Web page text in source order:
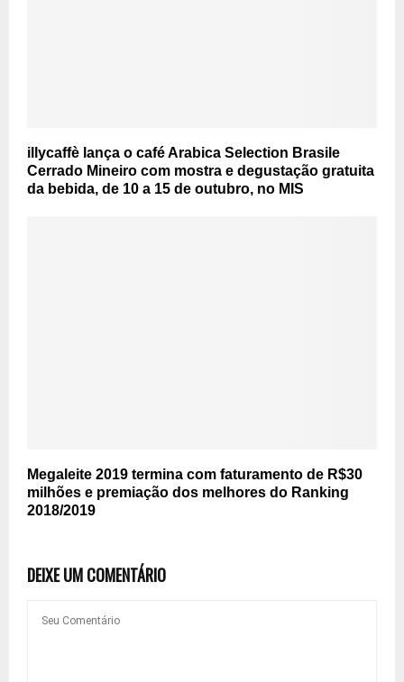
illycaffè lança o café Arabica Selection Brasile
Cerrado Mineiro com mostra e degustação gratuita
da bebida, de 10 a 15 de outubro, no MIS
Megaleite 2019 termina com faturamento de R$30
milhões e premiação dos melhores do Ranking
2018/2019
DEIXE UM COMENTÁRIO